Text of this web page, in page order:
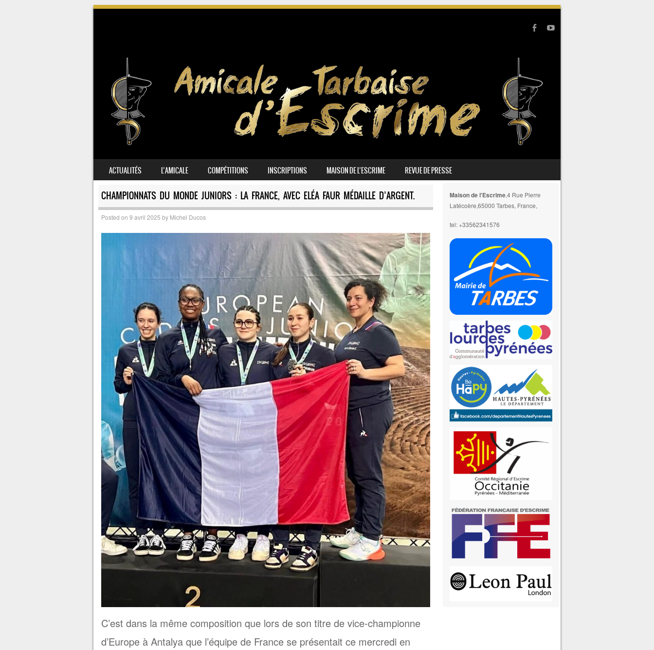
MENU
SKIP TO CONTENT
ACTUALITÉS L’AMICALE COMPÉTITIONS INSCRIPTIONS MAISON DE L’ESCRIME REVUE DE PRESSE
CHAMPIONNATS DU MONDE JUNIORS : LA FRANCE, AVEC ELÉA FAUR MÉDAILLE D’ARGENT.
Posted on 9 avril 2025 by Michel Ducos
C’est dans la même composition que lors de son titre de vice-championne
d’Europe à Antalya que l’équipe de France se présentait ce mercredi en
Maison de l'Escrime,4 Rue Pierre
Latécoère,65000 Tarbes, France,
tel: +33562341576